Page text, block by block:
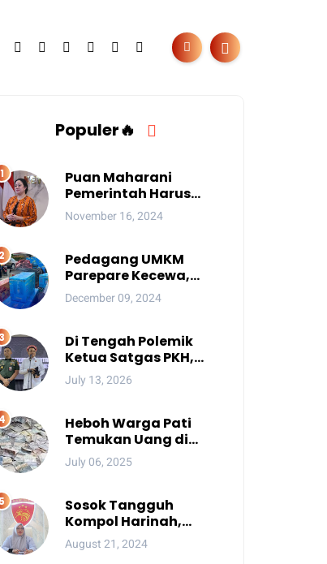
Populer🔥
Puan Maharani
Pemerintah Harus
Berantas Judi Online
Anak
November 16, 2024
Pedagang UMKM
Parepare Kecewa,
Tersingkir karena
Acara Besar
December 09, 2024
Di Tengah Polemik
Ketua Satgas PKH,
Ada Pesan Penting
yang Ditegaskan ke
July 13, 2026
Heboh Warga Pati
Temukan Uang di
Sungai, Netizen Sebut
Fenomena Aneh
July 06, 2025
Sosok Tangguh
Kompol Harinah,
Anak Petani Kini
Perwira Menengah
August 21, 2024